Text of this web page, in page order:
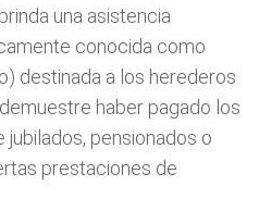
una asistencia
conocida como
destinada a los herederos
haber pagado los
pensionados o
prestaciones de